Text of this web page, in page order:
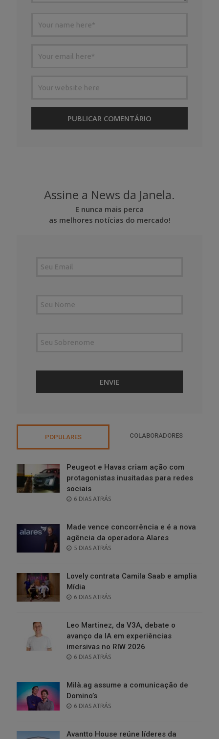
Assine a News da Janela.
E nunca mais perca
as melhores notícias do mercado!
POPULARES COLABORADORES
Peugeot e Havas criam ação com
protagonistas inusitadas para redes
sociais
POSTED
6 DIAS ATRÁS
Made vence concorrência e é a nova
agência da operadora Alares
POSTED
5 DIAS ATRÁS
Lovely contrata Camila Saab e amplia
Mídia
POSTED
6 DIAS ATRÁS
Leo Martinez, da V3A, debate o
avanço da IA em experiências
imersivas no RIW 2026
POSTED
6 DIAS ATRÁS
Milà.ag assume a comunicação de
Domino’s
POSTED
6 DIAS ATRÁS
Avantto House reúne líderes da